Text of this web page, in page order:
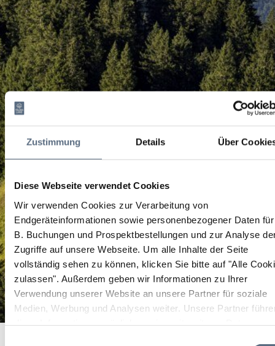
Zustimmung Details Über
Diese Webseite verwendet Cookies
Wir verwenden Cookies zur Verarbeitung von
Endgeräteinformationen sowie personenbezogener Daten
B. Buchungen und Prospektbestellungen und zur Analyse
Zugriffe auf unsere Webseite. Um alle Inhalte der Seite
vollständig sehen zu können, klicken Sie bitte auf "Alle
zulassen". Außerdem geben wir Informationen zu Ihrer
Verwendung unserer Website an unsere Partner für soziale
Medien, Werbung und Analysen weiter. Unsere Partner
Bilderbuchkino